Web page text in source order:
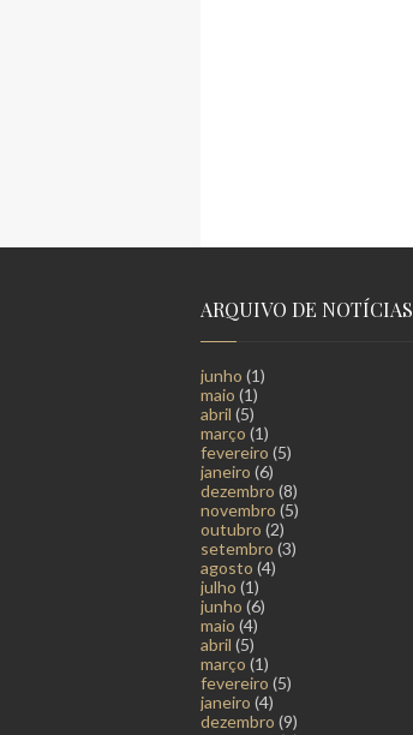
ARQUIVO DE NOTÍCIAS
junho (1)
maio (1)
abril (5)
março (1)
fevereiro (5)
janeiro (6)
dezembro (8)
novembro (5)
outubro (2)
setembro (3)
agosto (4)
julho (1)
junho (6)
maio (4)
abril (5)
março (1)
fevereiro (5)
janeiro (4)
dezembro (9)